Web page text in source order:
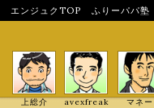
エンジュクTOP ふりーパパ塾
上総介 avexfreak マネー